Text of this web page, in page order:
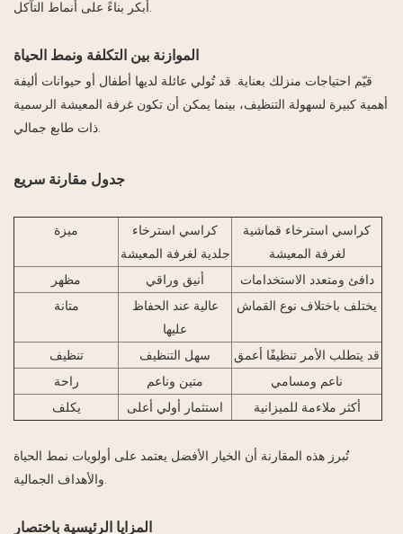
الموازنة بين التكلفة ونمط الحياة
قيّم احتياجات منزلك بعناية. قد تُولي عائلة لديها أطفال أو حيوانات أليفة
أهمية كبيرة لسهولة التنظيف، بينما يمكن أن تكون غرفة المعيشة الرسمية
جدول مقارنة سريع
ميزة
كراسي استرخاء
جلدية لغرفة المعيشة
كراسي استرخاء قماشية
لغرفة المعيشة
مظهر
أنيق وراقي
دافئ ومتعدد الاستخدامات
متانة
عالية عند الحفاظ
عليها
يختلف باختلاف نوع القماش
تنظيف سهل التنظيف
قد يتطلب الأمر تنظيفًا أعمق
راحة
متين وناعم
ناعم ومسامي
يكلف
استثمار أولي أعلى أكثر ملاءمة للميزانية
تُبرز هذه المقارنة أن الخيار الأفضل يعتمد على أولويات نمط الحياة
المزايا الرئيسية باختصار